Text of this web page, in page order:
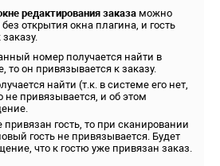
редактирования заказа можно
открытия окна плагина, и гость
номер получается найти в
то он привязывается к заказу.
найти (т.к. в системе его нет,
не привязывается, и об этом
привязан гость, то при сканировании
гость не привязывается. Будет
что к гостю уже привязан заказ.